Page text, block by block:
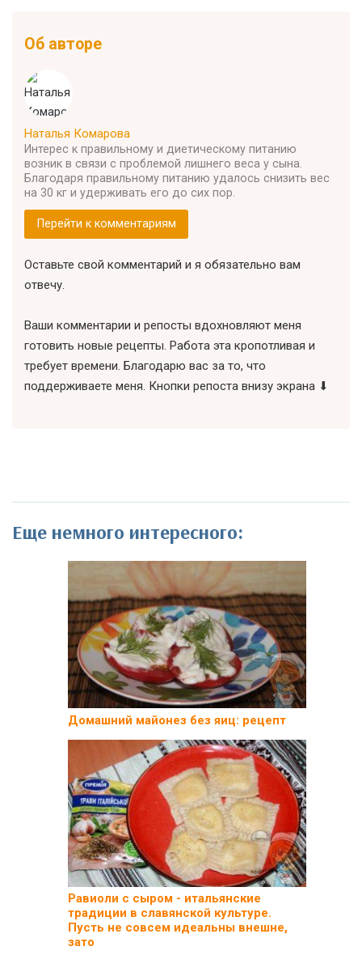
Об авторе
Наталья Комарова
Интерес к правильному и диетическому питанию
возник в связи с проблемой лишнего веса у сына.
Благодаря правильному питанию удалось снизить вес
на 30 кг и удерживать его до сих пор.
Перейти к комментариям
Оставьте свой комментарий и я обязательно вам
отвечу.
Ваши комментарии и репосты вдохновляют меня
готовить новые рецепты. Работа эта кропотливая и
требует времени. Благодарю вас за то, что
поддерживаете меня. Кнопки репоста внизу экрана ⬇
Еще немного интересного:
Домашний майонез без яиц: рецепт
Равиоли с сыром - итальянские
традиции в славянской культуре.
Пусть не совсем идеальны внешне,
зато